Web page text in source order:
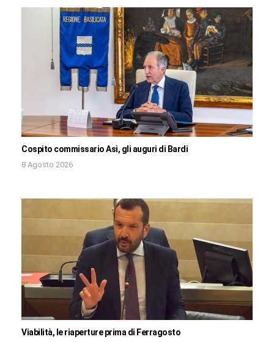
Cospito commissario Asi, gli auguri di Bardi
8 Agosto 2026
Viabilità, le riaperture prima di Ferragosto